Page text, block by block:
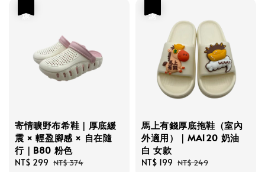
寄情曠野布希鞋｜厚底緩
震 × 輕盈腳感 × 自在隨
行｜B80 粉色
Sale
NT$ 299 Regular
NT$ 374
馬上有錢厚底拖鞋（室內
外適用）｜MA120 奶油
白 女款
Sale
NT$ 199 Regular
NT$ 249